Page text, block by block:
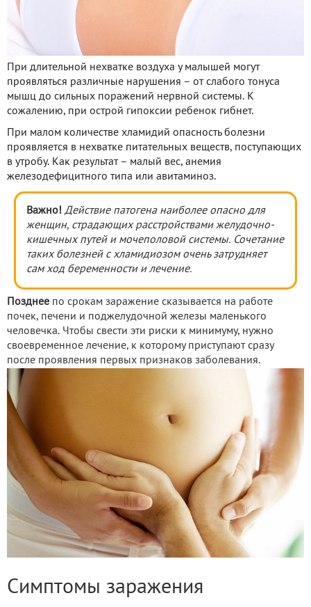
При длительной нехватке воздуха у малышей могут
проявляться различные нарушения – от слабого тонуса
мышц до сильных поражений нервной системы. К
сожалению, при острой гипоксии ребенок гибнет.
При малом количестве хламидий опасность болезни
проявляется в нехватке питательных веществ, поступающих
в утробу. Как результат – малый вес, анемия
железодефицитного типа или авитаминоз.
Важно! Действие патогена наиболее опасно для
женщин, страдающих расстройствами желудочно-
кишечных путей и мочеполовой системы. Сочетание
таких болезней с хламидиозом очень затрудняет
сам ход беременности и лечение.
Позднее по срокам заражение сказывается на работе
почек, печени и поджелудочной железы маленького
человечка. Чтобы свести эти риски к минимуму, нужно
своевременное лечение, к которому приступают сразу
после проявления первых признаков заболевания.
Симптомы заражения